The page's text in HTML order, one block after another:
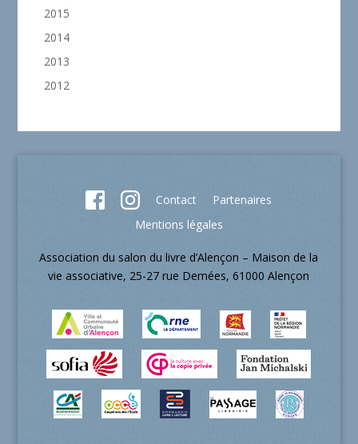
2015
2014
2013
2012
Contact
Partenaires
Mentions légales
Association du salon du livre d’Alençon – Maison de la
vie associative, 25-27 rue Demées, 61000 Alençon